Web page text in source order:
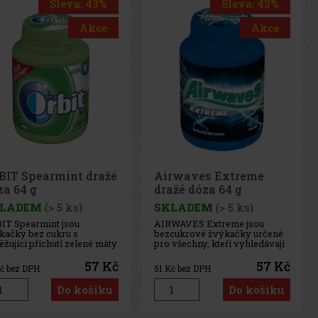
Sleva: 43%
Akce
Extreme
dóza 64 g
(> 5 ks)
Extreme jsou
žvýkačky určené
kteří vyhledávají
intenzivní
osvěžení. Silná
chladivých
tónů přináší
pocit svěžesti a
svěží dech.
bez DPH 57 Kč
Do košíku
Sleva: 43%
Akce
Airwaves Cassis dražé
dóza 64 g
SKLADEM (> 5 ks)
AIRWAVES Cool Cassis jsou
žvýkačky bez cukru, které
spojují intenzivní chuť černého
rybízu s výraznou mentolovou
svěžestí. Originální kombinace
ovocných a chladivých tónů
přináší dlouhotrvající osvěžení
a příjemný pocit svěžího
dechu. Praktická dóza
51 Kč bez DPH 57 Kč
Do košíku